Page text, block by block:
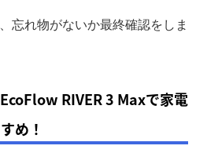
忘れ物がないか最終確認をしま
RIVER 3 Maxで家電
め！